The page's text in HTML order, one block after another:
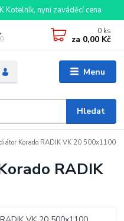
Kotelník, nyní zaváděcí cena
Menu
Hledat
0 ks
za 0,00 Kč
Korado RADIK VK 20 500x1100
RADIK